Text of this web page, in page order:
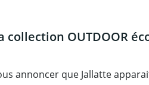
collection OUTDOOR
annoncer que Jallatte